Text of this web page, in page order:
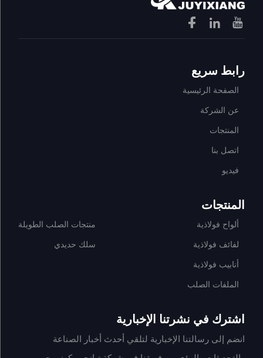
رابط سريع
الصفحة الرئيسية
عن الشركة
المنتجات
اتصل بنا
فيديو
المنتجات
ألواح فولاذية
لفائف فولاذية
أنابيب فولاذية
الملفات الصلب
منتجات الصلب الطويلة
سلك حديدي
اشترك في نشرتنا الإخبارية
انضم إلى رسالتنا الإخبارية لتلقي أحدث أخبار الصناعة